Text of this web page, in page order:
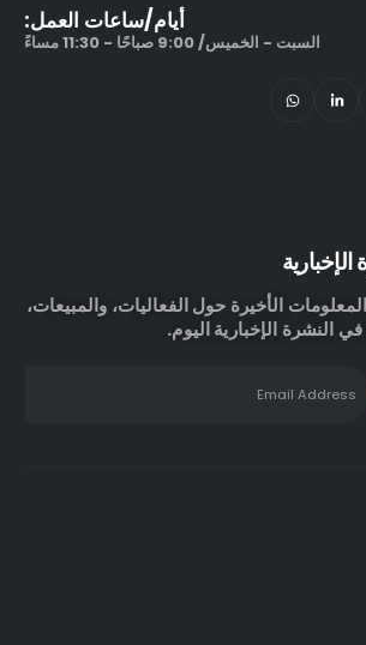
أيام/ساعات العمل:
السبت - الخميس/ 9:00 صباحًا - 11:30 مساءً
الأخيرة حول الفعاليات، والمبيعات،
النشرة الإخبارية اليوم.